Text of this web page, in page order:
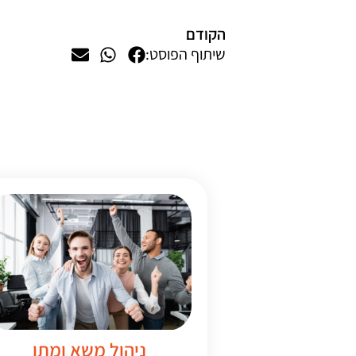
הקודם
שיתוף הפוסט:
ניהול משא ומתן